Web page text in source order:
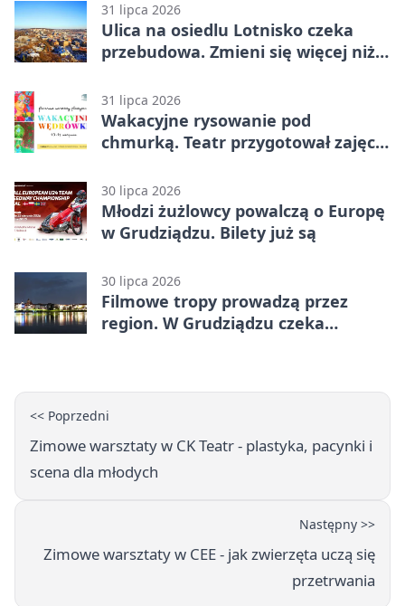
31 lipca 2026
Ulica na osiedlu Lotnisko czeka
przebudowa. Zmieni się więcej niż
31 lipca 2026
Wakacyjne rysowanie pod
chmurką. Teatr przygotował zajęcia
30 lipca 2026
Młodzi żużlowcy powalczą o Europę
w Grudziądzu. Bilety już są
30 lipca 2026
Filmowe tropy prowadzą przez
region. W Grudziądzu czeka
<< Poprzedni
Zimowe warsztaty w CK Teatr - plastyka, pacynki i
scena dla młodych
Następny >>
Zimowe warsztaty w CEE - jak zwierzęta uczą się
przetrwania